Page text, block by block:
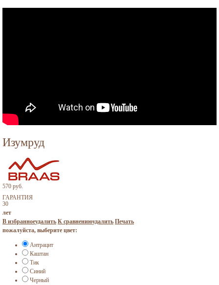
Изумруд
570 руб.
ГАРАНТИЯ
30
лет
В избранноеудалить К сравнениюудалить Печать
пожалуйста, выберите цвет:
Антрацит
Каштан
Тик
Синий
Черный